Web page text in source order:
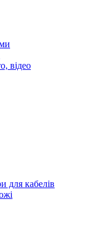
відео
для кабелів